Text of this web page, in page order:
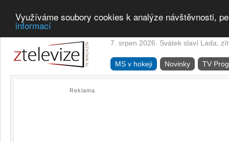
Využíváme soubory cookies k analýze návštěvnosti,
informací
7. srpen 2026. Svátek slaví Lada,
MS v hokeji Novinky TV
Reklama